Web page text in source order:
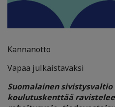
Kannanotto
Vapaa julkaistavaksi
Suomalainen
koulutuskenttää